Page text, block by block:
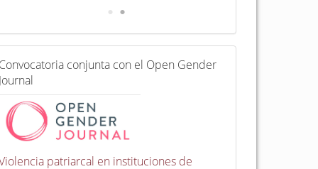
C
o
Convocatoria conjunta con el Open Gender
Journal
patriarcal en instituciones de